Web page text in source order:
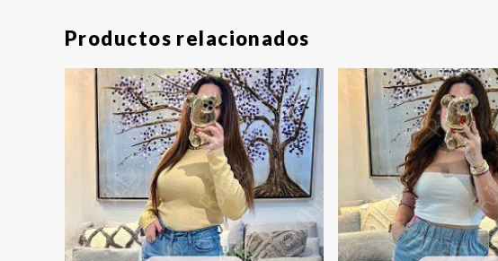
Productos relacionados